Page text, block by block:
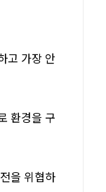
고 가장 안
환경을 구
을 위협하